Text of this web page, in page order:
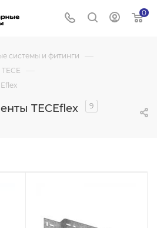
0
системы и фитинги —
—
TECEflex 9